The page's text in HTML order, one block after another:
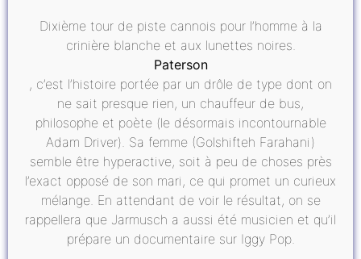
Dixième tour de piste cannois pour l’homme à la
crinière blanche et aux lunettes noires.
Paterson
, c’est l’histoire portée par un drôle de type dont on
ne sait presque rien, un chauffeur de bus,
philosophe et poète (le désormais incontournable
Adam Driver). Sa femme (Golshifteh Farahani)
semble être hyperactive, soit à peu de choses près
l’exact opposé de son mari, ce qui promet un curieux
mélange. En attendant de voir le résultat, on se
rappellera que Jarmusch a aussi été musicien et qu’il
prépare un documentaire sur Iggy Pop.